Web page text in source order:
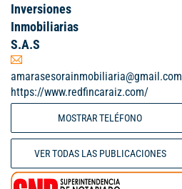
Inversiones
Inmobiliarias
S.A.S
amarasesorainmobiliaria@gmail.com
https://www.redfincaraiz.com/
MOSTRAR TELÉFONO
VER TODAS LAS PUBLICACIONES